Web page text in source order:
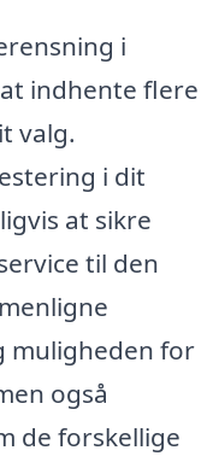
i
indhente flere
valg.
i dit
at sikre
til den
muligheden for
også
de forskellige